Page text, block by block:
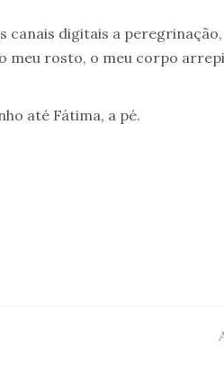
canais digitais a
meu rosto, o meu corpo
até Fátima, a pé.